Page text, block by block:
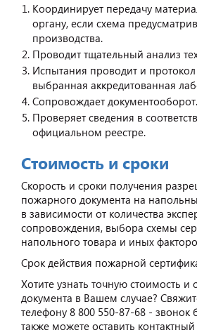
Координирует передачу
органу, если схема
производства.
Проводит тщательный анализ
Испытания проводит и
выбранная аккредитованная
Сопровождает документооборот.
Проверяет сведения в
официальном реестре.
Стоимость и сроки
Скорость и сроки получения
пожарного документа на
в зависимости от количества
сопровождения, выбора схемы
напольного товара и иных
Срок действия пожарной
Хотите узнать точную стоимость
документа в Вашем случае?
телефону 8 800 550-87-68 - звонок
также можете оставить